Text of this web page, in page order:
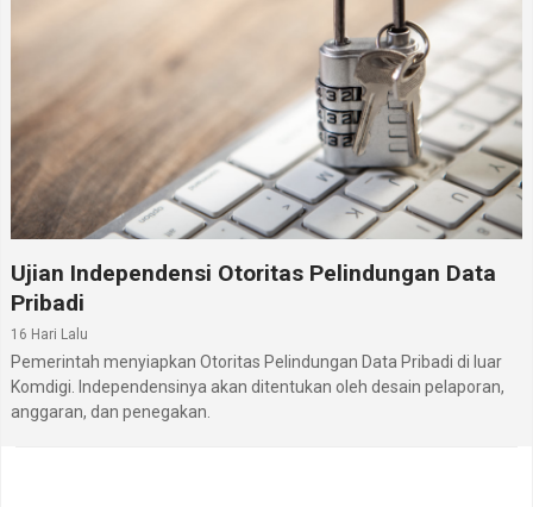
Ujian Independensi Otoritas Pelindungan Data
Pribadi
16 Hari Lalu
Pemerintah menyiapkan Otoritas Pelindungan Data Pribadi di luar
Komdigi. Independensinya akan ditentukan oleh desain pelaporan,
anggaran, dan penegakan.